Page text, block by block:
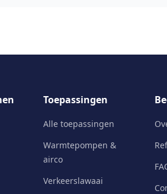
Toepassingen
Alle toepassingen
Warmtepompen &
airco
Verkeerslawaai